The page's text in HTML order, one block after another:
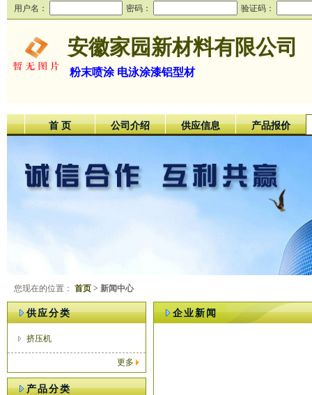
用户名： 密码： 验证码：
安徽家园新材料有限公司
粉末喷涂 电泳涂漆铝型材
首 页 公司介绍 供应信息 产品报价
您现在的位置： 首页 > 新闻中心
供应分类
挤压机
更多
产品分类
企业新闻